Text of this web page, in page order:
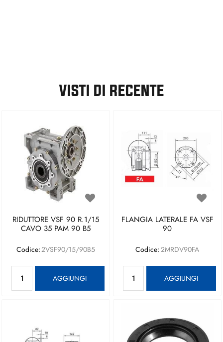
VISTI DI RECENTE
RIDUTTORE VSF 90 R.1/15
CAVO 35 PAM 90 B5
Codice:2VSF90/15/90B5
AGGIUNGI
FLANGIA LATERALE FA VSF
90
Codice: 2MRDV90FA
AGGIUNGI